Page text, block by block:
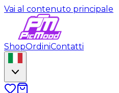
Vai al contenuto principale
ShopOrdiniContatti